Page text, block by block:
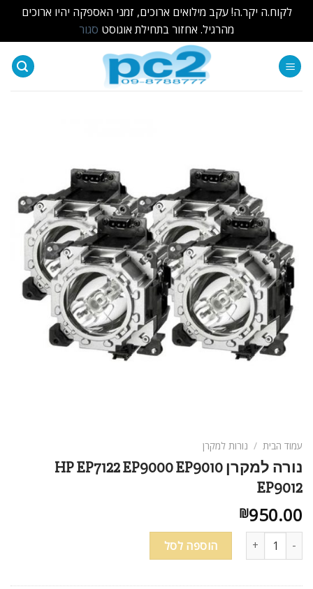
לקוח.ה יקר.ה! עקב מילואים ארוכים, זמני האספקה יהיו ארוכים
מהרגיל. אחזור בתחילת אוגוסט סגור
עמוד הבית / נורות למקרן
נורה למקרן HP EP7122 EP9000 EP9010
EP9012
₪950.00
כמות של נורה למקרן HP EP7122 EP9000 EP9010 EP9012 הוספה לסל